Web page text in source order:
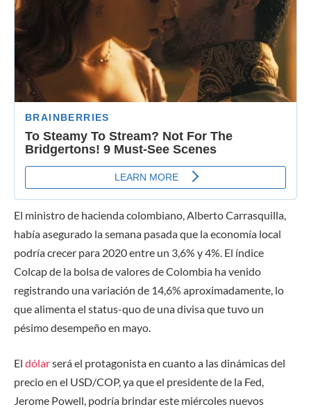
El ministro de hacienda colombiano, Alberto Carrasquilla,
había asegurado la semana pasada que la economía local
podría crecer para 2020 entre un 3,6% y 4%. El índice
Colcap de la bolsa de valores de Colombia ha venido
registrando una variación de 14,6% aproximadamente, lo
que alimenta el status-quo de una divisa que tuvo un
pésimo desempeño en mayo.
El dólarserá el protagonista en cuanto a las dinámicas del
precio en el USD/COP, ya que el presidente de la Fed,
Jerome Powell, podría brindar este miércoles nuevos